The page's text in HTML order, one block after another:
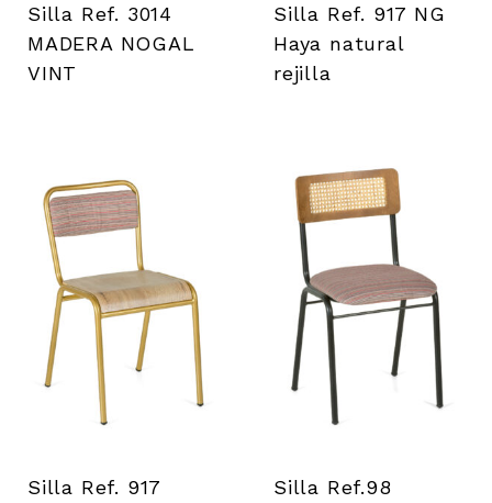
Silla Ref. 3014
MADERA NOGAL
VINT
Silla Ref. 917 NG
Haya natural
rejilla
Silla Ref. 917
Silla Ref.98